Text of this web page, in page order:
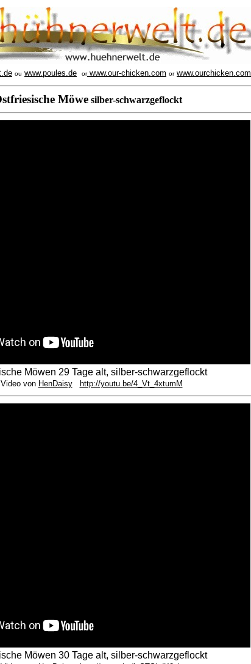
ou www.poules.de orwww.our-chicken.com or www.ourchicken.com
Möwesilber-schwarzgeflockt
Möwen 29 Tage alt, silber-schwarzgeflockt
Video von HenDaisy http://youtu.be/4_Vt_4xtumM
Möwen 30 Tage alt, silber-schwarzgeflockt